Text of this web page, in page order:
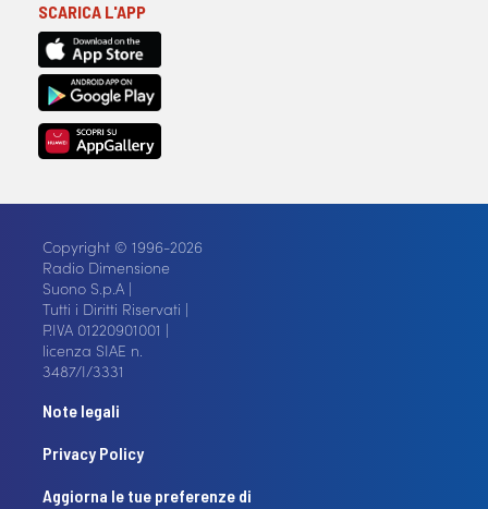
SCARICA L'APP
Copyright © 1996-2026
Radio Dimensione
Suono S.p.A |
Tutti i Diritti Riservati |
P.IVA 01220901001 |
licenza SIAE n.
3487/I/3331
Note legali
Privacy Policy
Aggiorna le tue preferenze di